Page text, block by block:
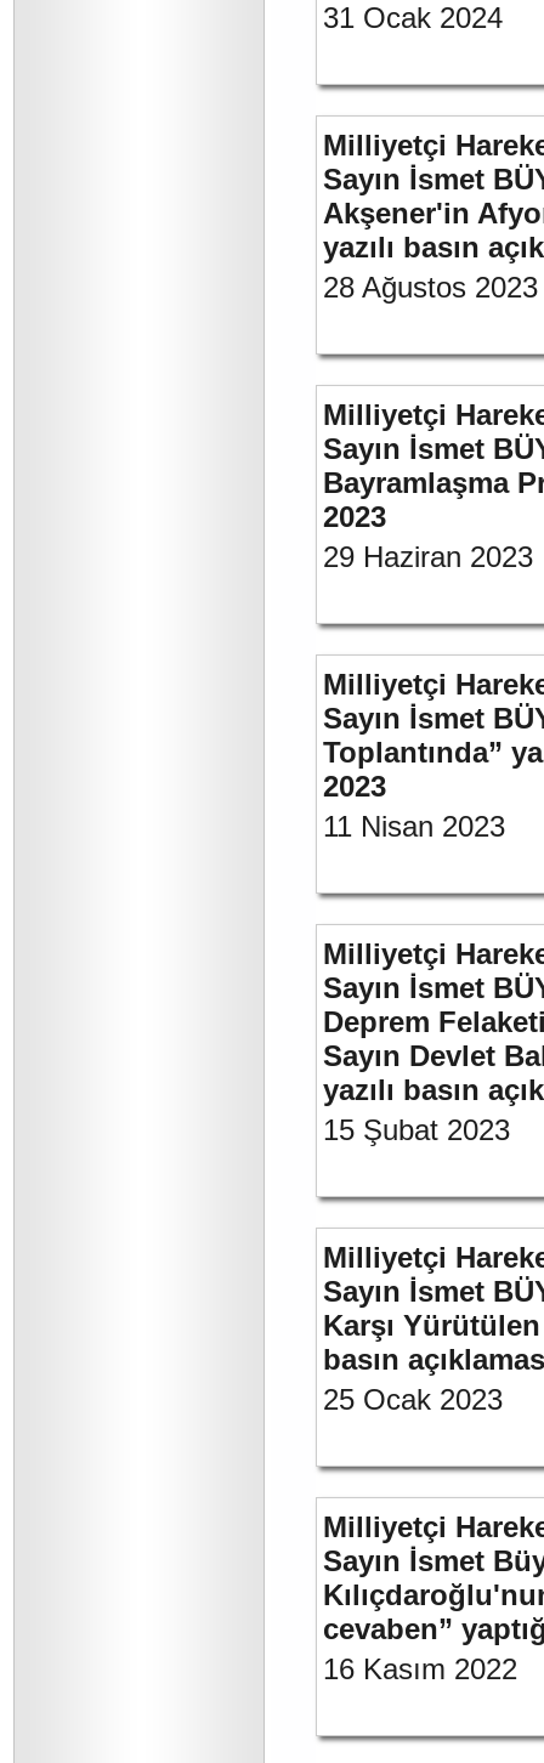
31 Ocak 2024
Milliyetçi
Sayın İsmet
Akşener'in
yazılı basın
28 Ağustos 2023
Milliyetçi
Sayın İsmet
Bayramlaşma
2023
29 Haziran 2023
Milliyetçi
Sayın İsmet
Toplantında”
2023
11 Nisan 2023
Milliyetçi
Sayın İsmet
Deprem
Sayın Devlet
yazılı basın
15 Şubat 2023
Milliyetçi
Sayın İsmet
Karşı Yürütülen
basın
25 Ocak 2023
Milliyetçi
Sayın İsmet
cevaben”
16 Kasım 2022